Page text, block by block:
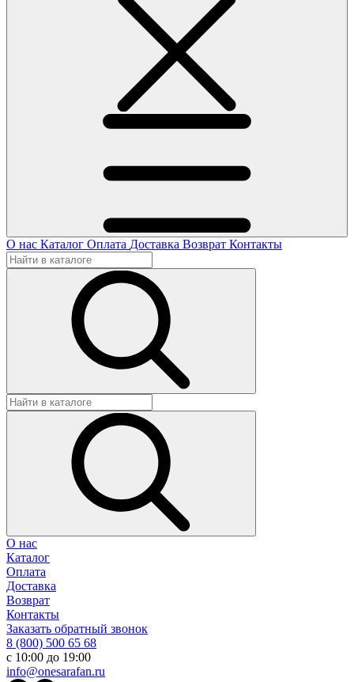
О нас Каталог Оплата Доставка Возврат Контакты
О нас
Каталог
Оплата
Доставка
Возврат
Контакты
Заказать обратный звонок
8 (800) 500 65 68
с 10:00 до 19:00
info@onesarafan.ru